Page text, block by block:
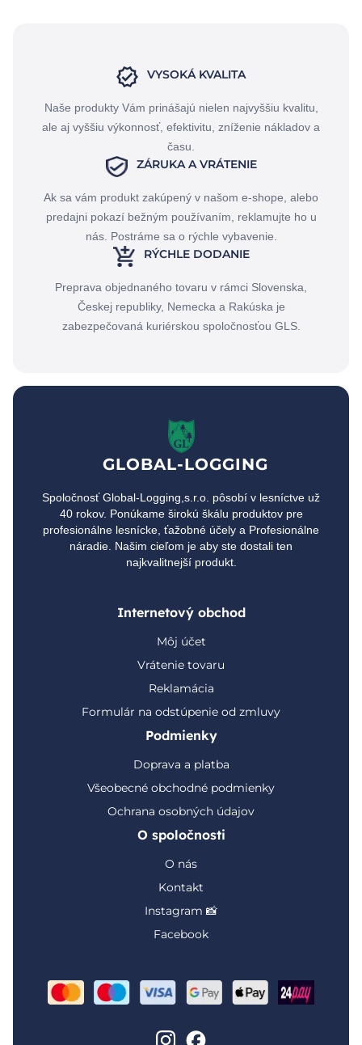
VYSOKÁ KVALITA
Naše produkty Vám prinášajú nielen najvyššiu kvalitu,
ale aj vyššiu výkonnosť, efektivitu, zníženie nákladov a
času.
ZÁRUKA A VRÁTENIE
Ak sa vám produkt zakúpený v našom e-shope, alebo
predajni pokazí bežným používaním, reklamujte ho u
nás. Postráme sa o rýchle vybavenie.
RÝCHLE DODANIE
Preprava objednaného tovaru v rámci Slovenska,
Českej republiky, Nemecka a Rakúska je
zabezpečovaná kuriérskou spoločnosťou GLS.
GLOBAL-LOGGING
Spoločnosť Global-Logging,s.r.o. pôsobí v lesníctve už
40 rokov. Ponúkame širokú škálu produktov pre
profesionálne lesnícke, ťažobné účely a Profesionálne
náradie. Našim cieľom je aby ste dostali ten
najkvalitnejší produkt.
Internetový obchod
Môj účet
Vrátenie tovaru
Reklamácia
Formulár na odstúpenie od zmluvy
Podmienky
Doprava a platba
Všeobecné obchodné podmienky
Ochrana osobných údajov
O spoločnosti
O nás
Kontakt
Instagram 📸
Facebook